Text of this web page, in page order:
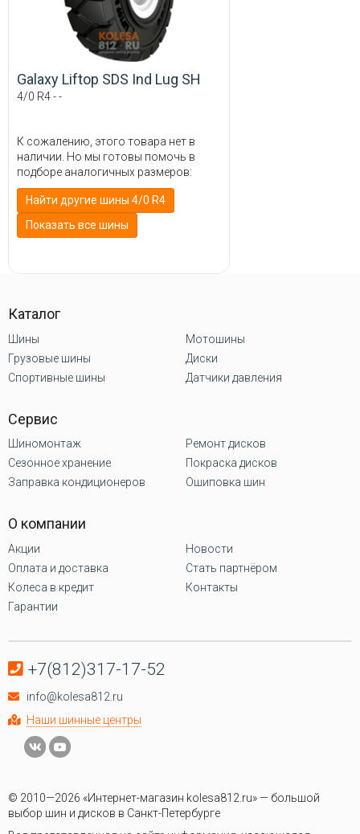
Galaxy Liftop SDS Ind Lug SH
4/0 R4 - -
К сожалению, этого товара нет в
наличии. Но мы готовы помочь в
подборе аналогичных размеров:
Найти другие шины 4/0 R4
Показать все шины
Каталог
Шины
Грузовые шины
Спортивные шины
Мотошины
Диски
Датчики давления
Сервис
Шиномонтаж
Сезонное хранение
Заправка кондиционеров
Ремонт дисков
Покраска дисков
Ошиповка шин
О компании
Акции
Оплата и доставка
Колеса в кредит
Гарантии
Новости
Стать партнёром
Контакты
+7(812)317-17-52
info@kolesa812.ru
Наши шинные центры
© 2010—2026 «Интернет-магазин kolesa812.ru» — большой
выбор шин и дисков в Санкт-Петербурге